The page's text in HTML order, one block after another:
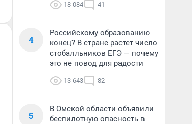
18 084 41
4
Российскому образованию
конец? В стране растет число
стобалльников ЕГЭ — почему
это не повод для радости
13 643 82
5
В Омской области объявили
беспилотную опасность в